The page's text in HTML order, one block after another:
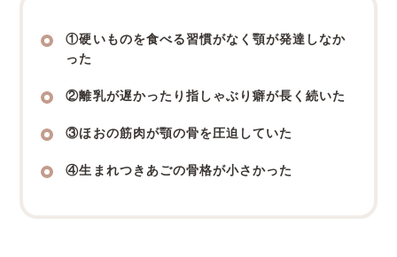
①硬いものを食べる習慣がなく顎が発達しなか
った
②離乳が遅かったり指しゃぶり癖が長く続いた
③ほおの筋肉が顎の骨を圧迫していた
④生まれつきあごの骨格が小さかった